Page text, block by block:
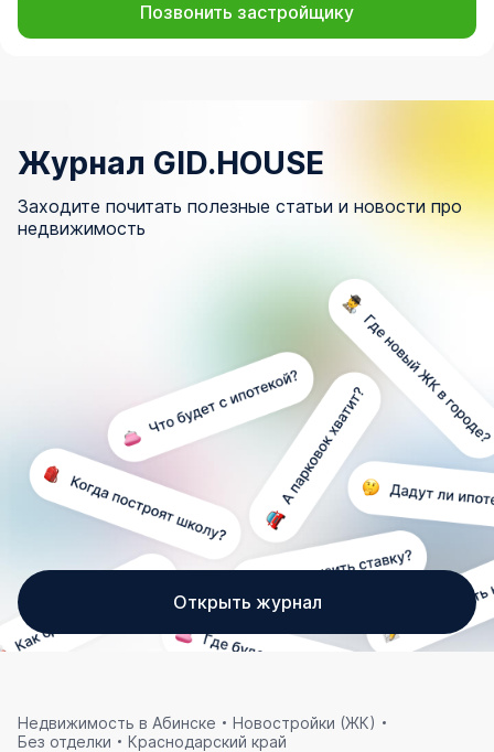
Позвонить застройщику
Журнал GID.HOUSE
Заходите почитать полезные статьи и новости про
недвижимость
Открыть журнал
Недвижимость в Абинске
Новостройки (ЖК)
Без отделки
Краснодарский край